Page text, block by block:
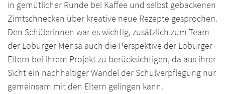
in gemütlicher Runde bei Kaffee und selbst gebackenen
Zimtschnecken über kreative neue Rezepte gesprochen.
Den Schülerinnen war es wichtig, zusätzlich zum Team
der Loburger Mensa auch die Perspektive der Loburger
Eltern bei ihrem Projekt zu berücksichtigen, da aus ihrer
Sicht ein nachhaltiger Wandel der Schulverpflegung nur
gemeinsam mit den Eltern gelingen kann.